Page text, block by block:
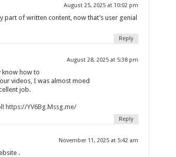
August 25, 2025 at 10:02 pm
of written content, now that’s user genial
Reply
August 28, 2025 at 5:38 pm
know how to
videos, I was almost moed
job.
https://YV6Bg.Mssg.me/
Reply
November 11, 2025 at 5:42 am
.